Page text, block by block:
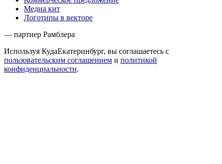
Медиа кит
Логотипы в векторе
— партнер Рамблера
Используя КудаЕкатеринбург, вы соглашаетесь с
пользовательским соглашением и политикой
конфиденциальности.